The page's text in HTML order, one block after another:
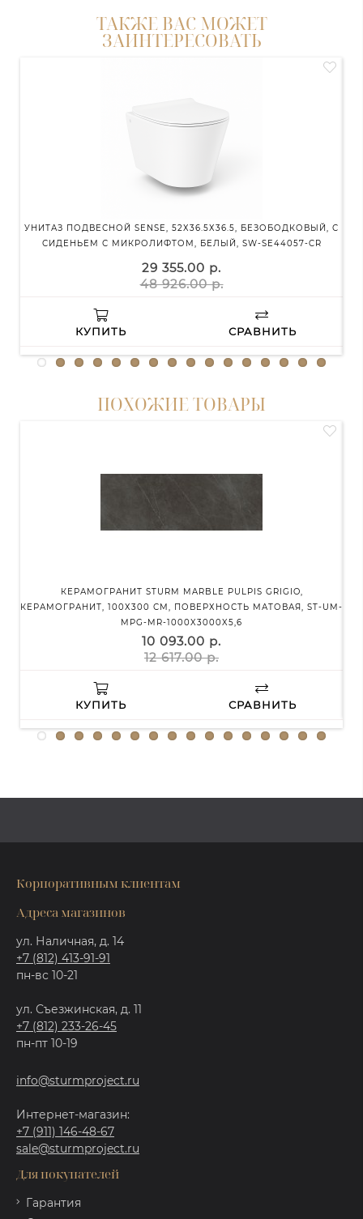
ТАКЖЕ ВАС МОЖЕТ
ЗАИНТЕРЕСОВАТЬ
УНИТАЗ ПОДВЕСНОЙ SENSE, 52Х36.5Х36.5, БЕЗОБОДКОВЫЙ, С
СИДЕНЬЕМ С МИКРОЛИФТОМ, БЕЛЫЙ, SW-SE44057-CR
29 355.00 р.
48 926.00 р.
КУПИТЬ СРАВНИТЬ
ПОХОЖИЕ ТОВАРЫ
КЕРАМОГРАНИТ STURM MARBLE PULPIS GRIGIO,
КЕРАМОГРАНИТ, 100Х300 СМ, ПОВЕРХНОСТЬ МАТОВАЯ, ST-UM-
MPG-MR-1000X3000X5,6
10 093.00 р.
12 617.00 р.
КУПИТЬ СРАВНИТЬ
Корпоративным клиентам
Адреса магазинов
ул. Наличная, д. 14
+7 (812) 413-91-91
пн-вс 10-21
ул. Съезжинская, д. 11
+7 (812) 233-26-45
пн-пт 10-19
info@sturmproject.ru
Интернет-магазин:
+7 (911) 146-48-67
sale@sturmproject.ru
Для покупателей
Гарантия